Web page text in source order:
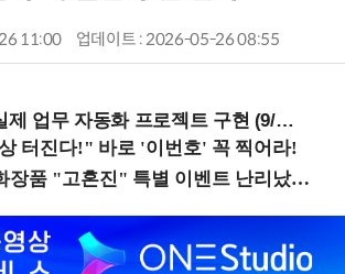
11:00 업데이트 : 2026-05-26 08:55
무 자동화 프로젝트 구현 (9/16 ~17 강남역)